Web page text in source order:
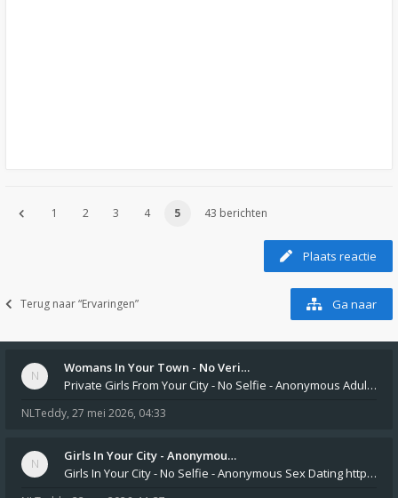
1 2 3 4 5 43 berichten
Plaats reactie
Terug naar “Ervaringen” Ga naar
Womans In Your Town - No Veri…
Private Girls From Your City - No Selfie - Anonymous Adult Dating https://privatedates.live Private Girls In Your
NLTeddy, 27 mei 2026, 04:33
Girls In Your City - Anonymou…
Girls In Your City - No Selfie - Anonymous Sex Dating https://SecretPrivat.com Womens In Your Town - Anonymous S